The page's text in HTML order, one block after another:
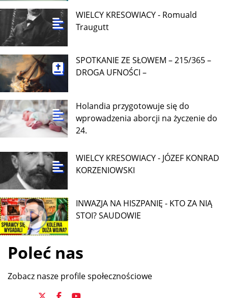
WIELCY KRESOWIACY - Romuald
Traugutt
SPOTKANIE ZE SŁOWEM – 215/365 –
DROGA UFNOŚCI –
Holandia przygotowuje się do
wprowadzenia aborcji na życzenie do
24.
WIELCY KRESOWIACY - JÓZEF KONRAD
KORZENIOWSKI
INWAZJA NA HISZPANIĘ - KTO ZA NIĄ
STOI? SAUDOWIE
Poleć nas
Zobacz nasze profile społecznościowe